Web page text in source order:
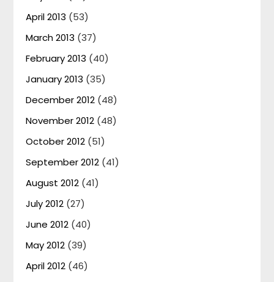
April 2013 (53)
March 2013 (37)
February 2013 (40)
January 2013 (35)
December 2012 (48)
November 2012 (48)
October 2012 (51)
September 2012 (41)
August 2012 (41)
July 2012 (27)
June 2012 (40)
May 2012 (39)
April 2012 (46)